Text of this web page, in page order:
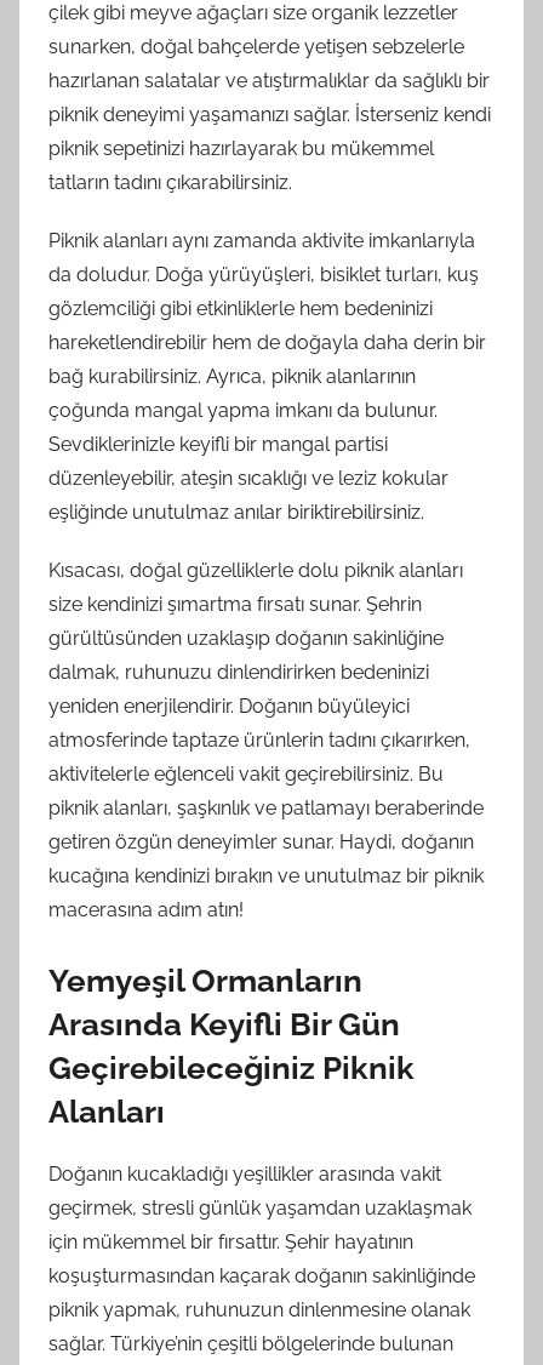
çilek gibi meyve ağaçları size organik lezzetler
sunarken, doğal bahçelerde yetişen sebzelerle
hazırlanan salatalar ve atıştırmalıklar da sağlıklı bir
piknik deneyimi yaşamanızı sağlar. İsterseniz kendi
piknik sepetinizi hazırlayarak bu mükemmel
tatların tadını çıkarabilirsiniz.
Piknik alanları aynı zamanda aktivite imkanlarıyla
da doludur. Doğa yürüyüşleri, bisiklet turları, kuş
gözlemciliği gibi etkinliklerle hem bedeninizi
hareketlendirebilir hem de doğayla daha derin bir
bağ kurabilirsiniz. Ayrıca, piknik alanlarının
çoğunda mangal yapma imkanı da bulunur.
Sevdiklerinizle keyifli bir mangal partisi
düzenleyebilir, ateşin sıcaklığı ve leziz kokular
eşliğinde unutulmaz anılar biriktirebilirsiniz.
Kısacası, doğal güzelliklerle dolu piknik alanları
size kendinizi şımartma fırsatı sunar. Şehrin
gürültüsünden uzaklaşıp doğanın sakinliğine
dalmak, ruhunuzu dinlendirirken bedeninizi
yeniden enerjilendirir. Doğanın büyüleyici
atmosferinde taptaze ürünlerin tadını çıkarırken,
aktivitelerle eğlenceli vakit geçirebilirsiniz. Bu
piknik alanları, şaşkınlık ve patlamayı beraberinde
getiren özgün deneyimler sunar. Haydi, doğanın
kucağına kendinizi bırakın ve unutulmaz bir piknik
macerasına adım atın!
Yemyeşil Ormanların
Arasında Keyifli Bir Gün
Geçirebileceğiniz Piknik
Alanları
Doğanın kucakladığı yeşillikler arasında vakit
geçirmek, stresli günlük yaşamdan uzaklaşmak
için mükemmel bir fırsattır. Şehir hayatının
koşuşturmasından kaçarak doğanın sakinliğinde
piknik yapmak, ruhunuzun dinlenmesine olanak
sağlar. Türkiye’nin çeşitli bölgelerinde bulunan